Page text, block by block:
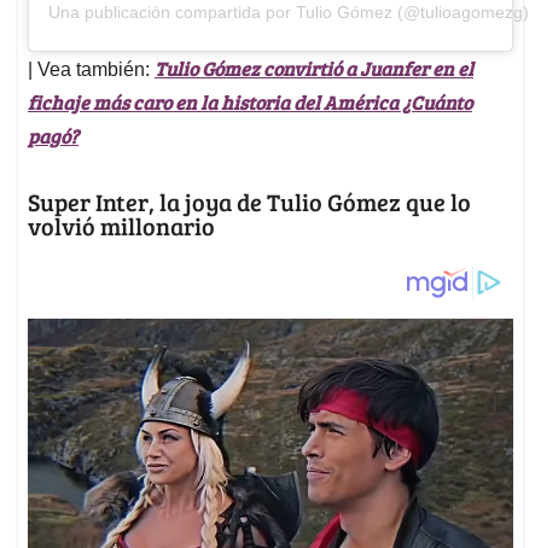
Una publicación compartida por Tulio Gómez (@tulioagomezg)
| Vea también: Tulio Gómez convirtió a Juanfer en el
fichaje más caro en la historia del América ¿Cuánto
pagó?
Super Inter, la joya de Tulio Gómez que lo
volvió millonario